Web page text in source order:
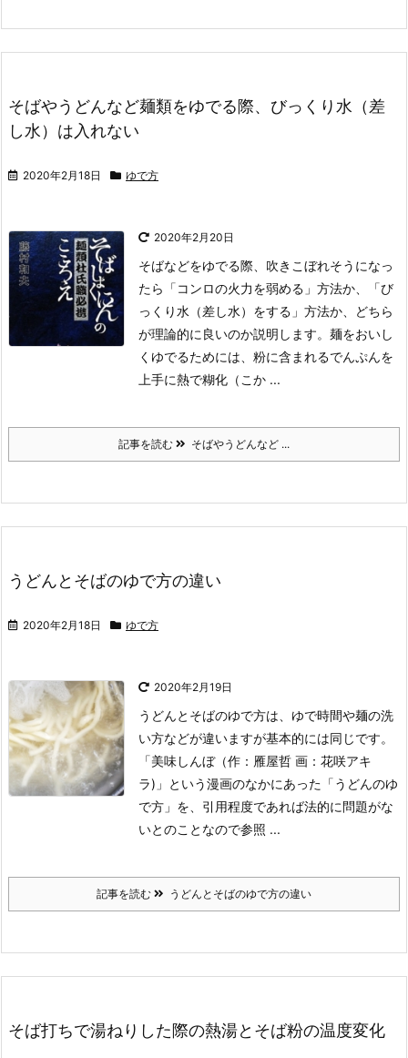
そばやうどんなど麺類をゆでる際、びっくり水（差
し水）は入れない
2020年2月18日 ゆで方
2020年2月20日
そばなどをゆでる際、吹きこぼれそうになっ
たら「コンロの火力を弱める」方法か、「び
っくり水（差し水）をする」方法か、どちら
が理論的に良いのか説明します。 麺をおいし
くゆでるためには、粉に含まれるでんぷんを
上手に熱で糊化（こか ...
記事を読む そばやうどんなど ...
うどんとそばのゆで方の違い
2020年2月18日 ゆで方
2020年2月19日
うどんとそばのゆで方は、ゆで時間や麺の洗
い方などが違いますが基本的には同じです。
「美味しんぼ（作：雁屋哲 画：花咲アキ
ラ)」という漫画のなかにあった「うどんのゆ
で方」を、引用程度であれば法的に問題がな
いとのことなので参照 ...
記事を読む うどんとそばのゆで方の違い
そば打ちで湯ねりした際の熱湯とそば粉の温度変化